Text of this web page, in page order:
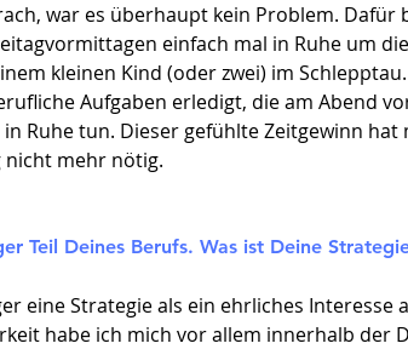
war es überhaupt kein Problem.
einfach mal in Ruhe um
kleinen Kind (oder zwei) im
Aufgaben erledigt, die am Abend
Ruhe tun. Dieser gefühlte Zeitgewinn
nicht mehr nötig.
Teil Deines Berufs. Was ist Deine
eine Strategie als ein ehrliches
habe ich mich vor allem innerhalb der